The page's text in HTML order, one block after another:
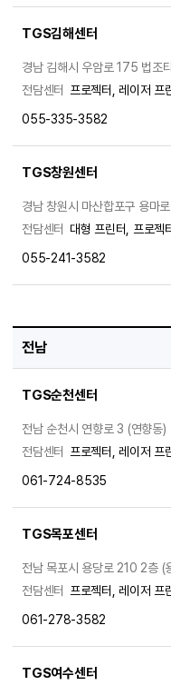
TGS김해센터
경남 김해시 우암로 175 법조
전담센터
프로젝터, 레이저 프
055-335-3582
TGS창원센터
경남 창원시 마산합포구 용마
전담센터
대형 프린터, 프로젝
055-241-3582
전남
TGS순천센터
전남 순천시 연향로 3 (연향동)
전담센터
프로젝터, 레이저 프
061-724-8535
TGS목포센터
전남 목포시 용당로 210 2층 (
전담센터
프로젝터, 레이저 프
061-278-3582
TGS여수센터